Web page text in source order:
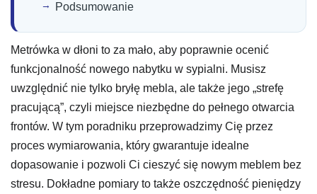
Podsumowanie
Metrówka w dłoni to za mało, aby poprawnie ocenić
funkcjonalność nowego nabytku w sypialni. Musisz
uwzględnić nie tylko bryłę mebla, ale także jego „strefę
pracującą”, czyli miejsce niezbędne do pełnego otwarcia
frontów. W tym poradniku przeprowadzimy Cię przez
proces wymiarowania, który gwarantuje idealne
dopasowanie i pozwoli Ci cieszyć się nowym meblem bez
stresu. Dokładne pomiary to także oszczędność pieniędzy